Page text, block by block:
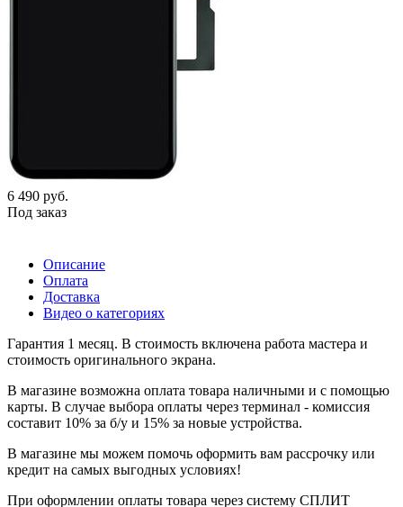
6 490 руб.
Под заказ
Описание
Оплата
Доставка
Видео о категориях
Гарантия 1 месяц. В стоимость включена работа мастера и
стоимость оригинального экрана.
В магазине возможна оплата товара наличными и с помощью
карты. В случае выбора оплаты через терминал - комиссия
составит 10% за б/у и 15% за новые устройства.
В магазине мы можем помочь оформить вам рассрочку или
кредит на самых выгодных условиях!
При оформлении оплаты товара через систему СПЛИТ